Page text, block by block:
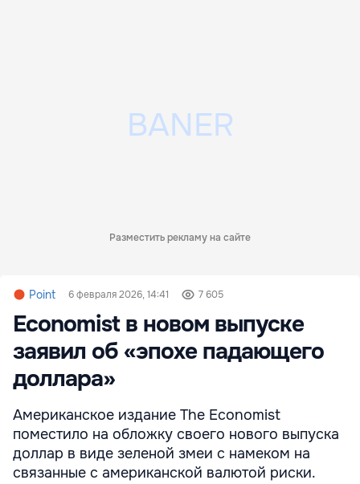
Разместить рекламу на сайте
Point 6 февраля 2026, 14:41 7 605
Economist в новом выпуске
заявил об «эпохе падающего
доллара»
Американское издание The Economist
поместило на обложку своего нового выпуска
доллар в виде зеленой змеи с намеком на
связанные с американской валютой риски.